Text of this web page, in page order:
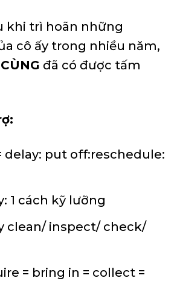
khi trì hoãn những
cô ấy trong nhiều năm,
đã có được tấm
delay: put off:reschedule:
1 cách kỹ lưỡng
clean/ inspect/ check/
= bring in = collect =